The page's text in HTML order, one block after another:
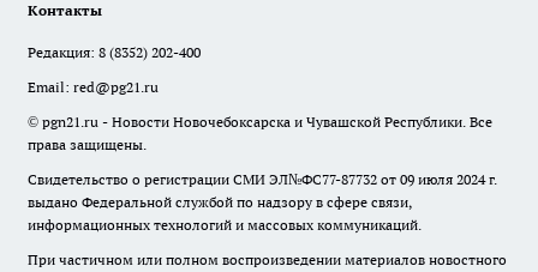
Контакты
Редакция: 8 (8352) 202-400
Email: red@pg21.ru
© pgn21.ru - Новости Новочебоксарска и Чувашской Республики. Все
права защищены.
Свидетельство о регистрации СМИ ЭЛ№ФС77-87732 от 09 июля 2024 г.
выдано Федеральной службой по надзору в сфере связи,
информационных технологий и массовых коммуникаций.
При частичном или полном воспроизведении материалов новостного